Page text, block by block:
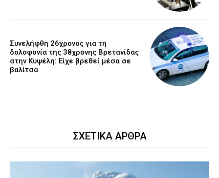
Συνελήφθη 26χρονος για τη
δολοφονία της 38χρονης Βρετανίδας
στην Κυψέλη: Είχε βρεθεί μέσα σε
βαλίτσα
ΣΧΕΤΙΚΑ ΑΡΘΡΑ